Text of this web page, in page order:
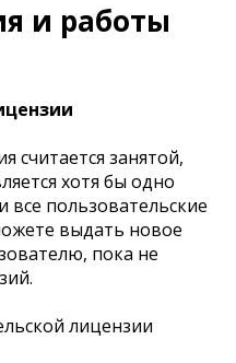
и работы
считается занятой,
хотя бы одно
все пользовательские
выдать новое
пока не
лицензии